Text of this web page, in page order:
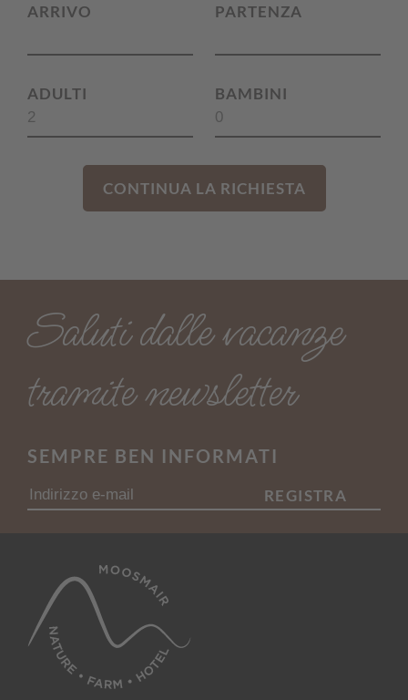
ARRIVO PARTENZA
ADULTI BAMBINI
CONTINUA LA RICHIESTA
Saluti dalle vacanze
tramite newsletter
SEMPRE BEN INFORMATI
REGISTRA